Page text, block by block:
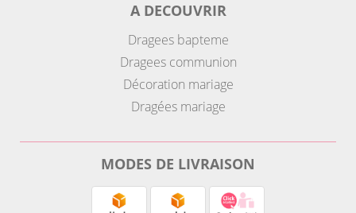
A DECOUVRIR
Dragees bapteme
Dragees communion
Décoration mariage
Dragées mariage
MODES DE LIVRAISON